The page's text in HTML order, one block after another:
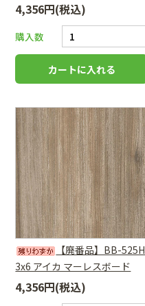
4,356円(税込)
購入数
【廃番品】BB-525H
3x6 アイカ マーレスボード
4,356円(税込)